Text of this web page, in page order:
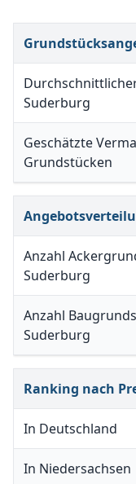
Suderburg
Geschätzte
Grundstücken
Anzahl
Suderburg
Anzahl
Suderburg
Ranking nach
In Deutschland
In Niedersachsen